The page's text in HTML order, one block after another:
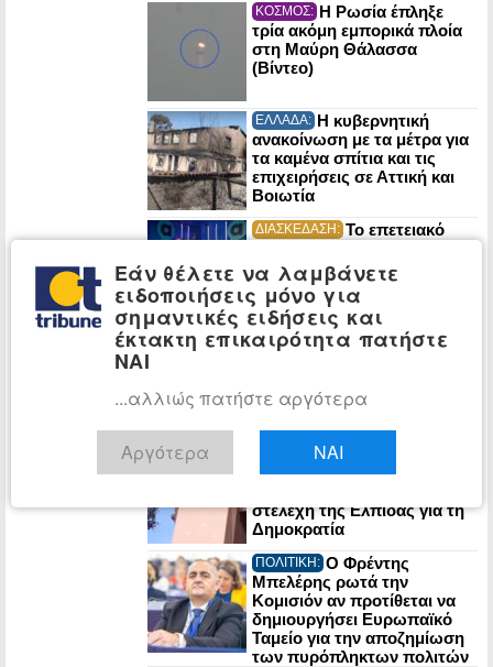
ΚΟΣΜΟΣ: Η Ρωσία έπληξε
τρία ακόμη εμπορικά πλοία
στη Μαύρη Θάλασσα
(Βίντεο)
ΕΛΛΑΔΑ: Η κυβερνητική
ανακοίνωση με τα μέτρα για
τα καμένα σπίτια και τις
επιχειρήσεις σε Αττική και
Βοιωτία
ΔΙΑΣΚΕΔΑΣΗ: Το επετειακό
αυλαία με αξέχαστα live και
μοναδικές εμπειρίες – Η
Allwyn έδωσε τον δικό της
ρυθμό στο φεστιβάλ
ΕΛΛΑΔΑ: Πρόγραμμα
ΠΟΛΙΤΙΚΗ: Κόμμα
Καρυστιανού: Βαριές
στελέχη της Ελπίδας για τη
Δημοκρατία
ΠΟΛΙΤΙΚΗ: Ο Φρέντης
Μπελέρης ρωτά την
Κομισιόν αν προτίθεται να
δημιουργήσει Ευρωπαϊκό
Ταμείο για την αποζημίωση
των πυρόπληκτων πολιτών
Εάν θέλετε να λαμβάνετε
ειδοποιήσεις μόνο για
σημαντικές ειδήσεις και
έκτακτη επικαιρότητα πατήστε
ΝΑΙ
...αλλιώς πατήστε αργότερα
Αργότερα ΝΑΙ